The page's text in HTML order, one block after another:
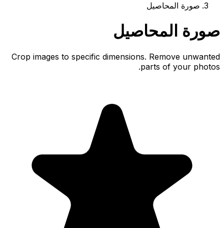
صورة المحاصيل
صورة المحاصيل
Crop images to specific dimensions. Remove unwanted
parts of your photos.